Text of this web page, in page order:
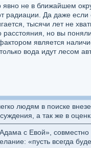
явно не в ближайшем
радиации. Да даже если
тысячи лет не
расстояния, но вы
является
вода идут лесом
людям в поиске
а так же в
с Евой»,
«пусть всегда